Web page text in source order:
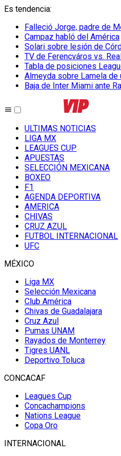
Es tendencia:
Falleció Jorge, padre de
Campaz habló del América
Solari sobre lesión de
TV de Ferencváros vs.
Tabla de posiciones
Almeyda sobre Lamela de
Baja de Inter Miami ante
ULTIMAS NOTICIAS
LIGA MX
LEAGUES CUP
APUESTAS
SELECCIÓN MEXICANA
BOXEO
F1
AGENDA DEPORTIVA
AMERICA
CHIVAS
CRUZ AZUL
FUTBOL INTERNACIONAL
UFC
MÉXICO
Liga MX
Selección Mexicana
Club América
Chivas de Guadalajara
Cruz Azul
Pumas UNAM
Rayados de Monterrey
Tigres UANL
Deportivo Toluca
CONCACAF
Leagues Cup
Concachampions
Nations League
Copa Oro
INTERNACIONAL